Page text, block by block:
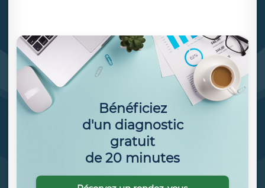
Bénéficiez
d'un diagnostic
gratuit
de 20 minutes